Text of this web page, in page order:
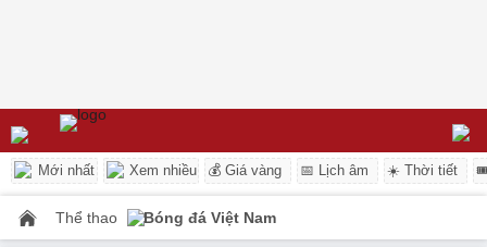
Mới nhất Xem nhiều 💰 Giá vàng 📅 Lịch âm ☀️ Thời tiết
Thể thao Bóng đá Việt Nam